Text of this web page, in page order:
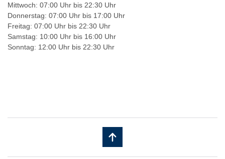
Mittwoch: 07:00 Uhr bis 22:30 Uhr
Donnerstag: 07:00 Uhr bis 17:00 Uhr
Freitag: 07:00 Uhr bis 22:30 Uhr
Samstag: 10:00 Uhr bis 16:00 Uhr
Sonntag: 12:00 Uhr bis 22:30 Uhr